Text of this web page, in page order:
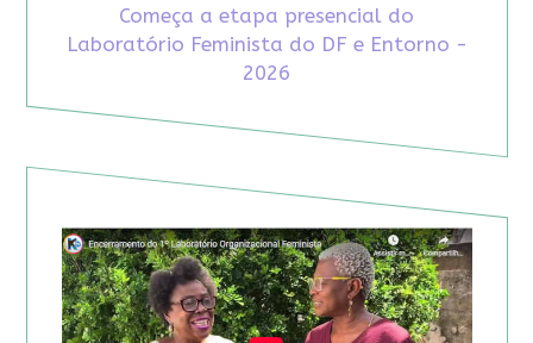
Começa a etapa presencial do
Laboratório Feminista do DF e Entorno -
2026